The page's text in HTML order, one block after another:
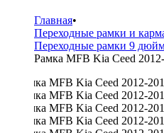
Главная•
Переходные рамки и
Переходные рамки 9
Рамка MFB Kia Ceed